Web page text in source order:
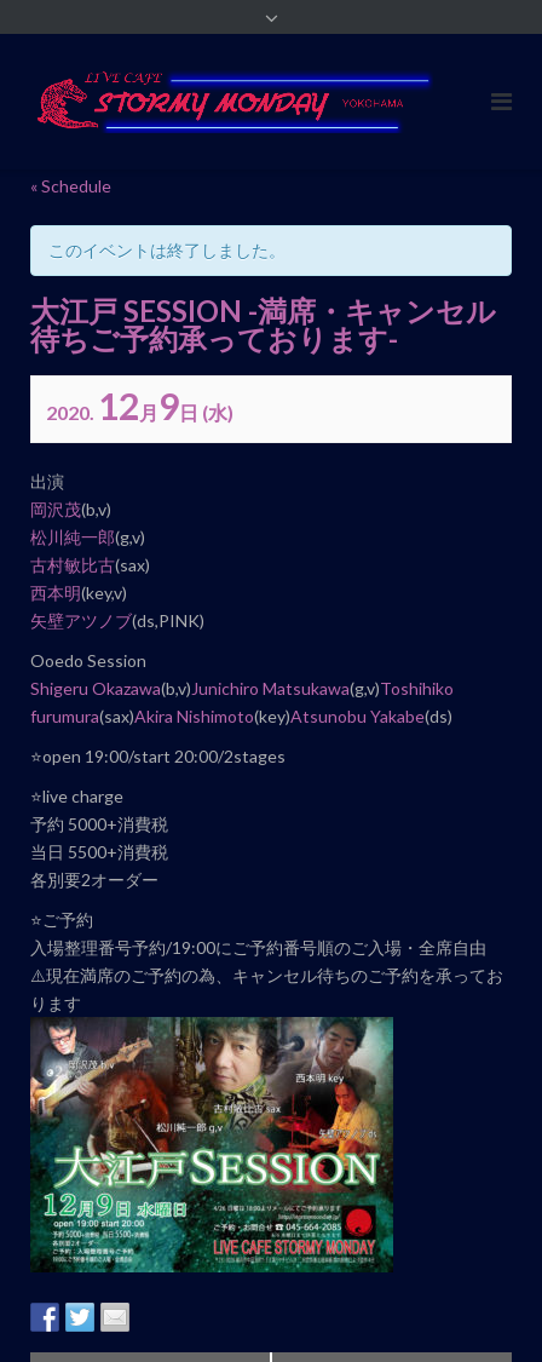
« Schedule
このイベントは終了しました。
大江戸 SESSION -満席・キャンセル
待ちご予約承っております-
2020. 12 月 9日 (水)
イ
ベ
ン
ト
ナ
ビ
ゲ
ー
ョ
ン
出演
岡沢茂(b,v)
松川純一郎(g,v)
古村敏比古(sax)
西本明(key,v)
矢壁アツノブ(ds,PINK)
Ooedo Session
Shigeru Okazawa(b,v) Junichiro Matsukawa(g,v)Toshihiko
furumura(sax)Akira Nishimoto(key)Atsunobu Yakabe(ds)
⭐️open 19:00/start 20:00/2stages
⭐️live charge
予約 5000+消費税
当日 5500+消費税
各別要2オーダー
⭐️ご予約
入場整理番号予約/19:00にご予約番号順のご入場・全席自由
⚠️現在満席のご予約の為、キャンセル待ちのご予約を承ってお
ります